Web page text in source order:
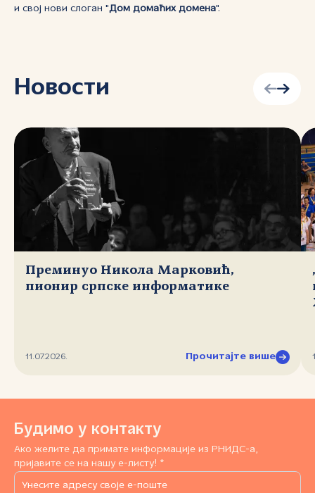
и свој нови слоган "Дом домаћих домена".
Новости
Преминуо Никола Марковић,
пионир српске информатике
11.07.2026. Прочитајте више
Будимо у контакту
Ако желите да примате информације из РНИДС-а,
пријавите се на нашу е-листу! *